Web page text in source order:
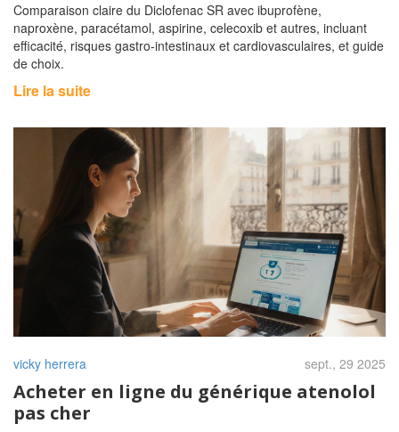
Comparaison claire du Diclofenac SR avec ibuprofène,
naproxène, paracétamol, aspirine, celecoxib et autres, incluant
efficacité, risques gastro‑intestinaux et cardiovasculaires, et guide
de choix.
Lire la suite
vicky herrera sept., 29 2025
Acheter en ligne du générique atenolol
pas cher